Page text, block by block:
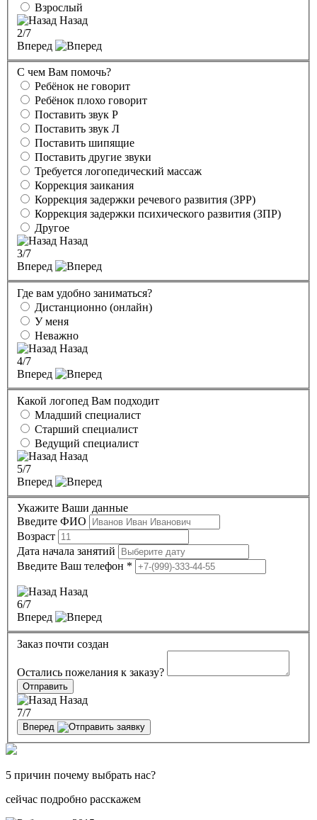
Взрослый
Назад
2/7
Вперед
С чем Вам помочь?
Ребёнок не говорит
Ребёнок плохо говорит
Поставить звук Р
Поставить звук Л
Поставить шипящие
Поставить другие звуки
Требуется логопедический массаж
Коррекция заикания
Коррекция задержки речевого развития (ЗРР)
Коррекция задержки психического развития (ЗПР)
Другое
Назад
3/7
Вперед
Где вам удобно заниматься?
Дистанционно (онлайн)
У меня
Неважно
Назад
4/7
Вперед
Какой логопед Вам подходит
Младший специалист
Старший специалист
Ведущий специалист
Назад
5/7
Вперед
Укажите Ваши данные
Введите ФИО
Возраст
Дата начала занятий
Введите Ваш телефон *
Назад
6/7
Вперед
Заказ почти создан
Остались пожелания к заказу?
Отправить
Назад
7/7
Вперед
5 причин почему выбрать нас?
сейчас подробно расскажем